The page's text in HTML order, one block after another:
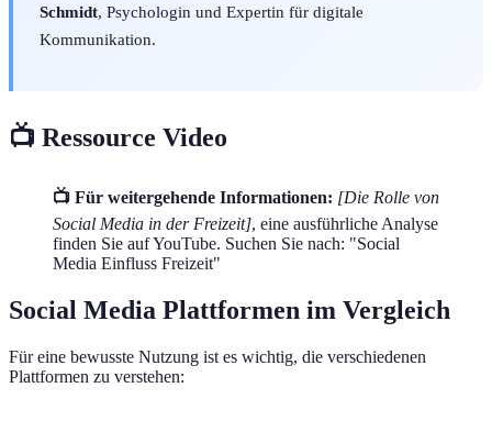
Schmidt, Psychologin und Expertin für digitale
Kommunikation.
📺 Ressource Video
📺 Für weitergehende Informationen: [Die Rolle von
Social Media in der Freizeit], eine ausführliche Analyse
finden Sie auf YouTube. Suchen Sie nach: "Social
Media Einfluss Freizeit"
Social Media Plattformen im Vergleich
Für eine bewusste Nutzung ist es wichtig, die verschiedenen
Plattformen zu verstehen: